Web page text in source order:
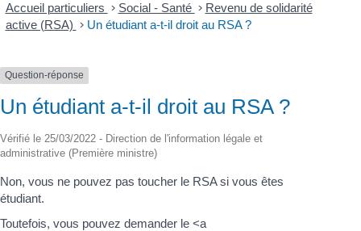
Accueil particuliers > Social - Santé > Revenu de solidarité
active (RSA) > Un étudiant a-t-il droit au RSA ?
Question-réponse
Un étudiant a-t-il droit au RSA ?
Vérifié le 25/03/2022 - Direction de l'information légale et
administrative (Première ministre)
Non, vous ne pouvez pas toucher le RSA si vous êtes
étudiant.
Toutefois, vous pouvez demander le <a